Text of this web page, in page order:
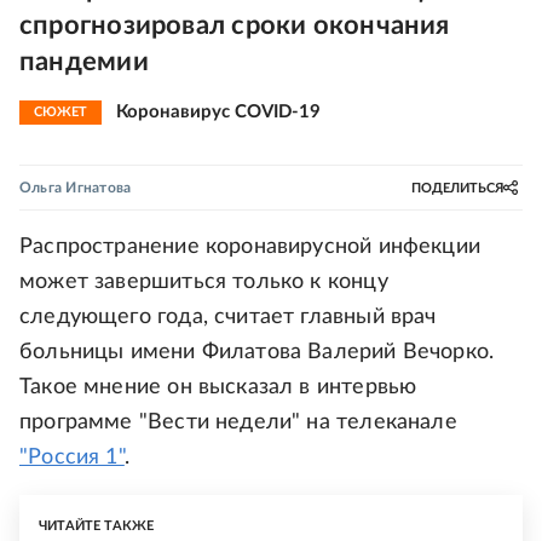
спрогнозировал сроки окончания
пандемии
СЮЖЕТ Коронавирус COVID-19
Ольга Игнатова ПОДЕЛИТЬСЯ
Распространение коронавирусной инфекции
может завершиться только к концу
следующего года, считает главный врач
больницы имени Филатова Валерий Вечорко.
Такое мнение он высказал в интервью
программе "Вести недели" на телеканале
"Россия 1".
ЧИТАЙТЕ ТАКЖЕ